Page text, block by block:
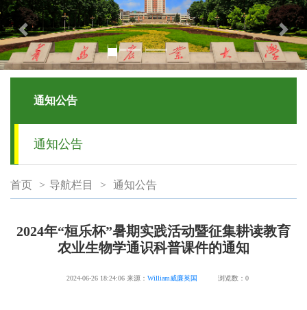
通知公告
通知公告
首页 > 导航栏目 > 通知公告
2024年“桓乐杯”暑期实践活动暨征集耕读教育
农业生物学通识科普课件的通知
2024-06-26 18:24:06 来源： William威廉英国 浏览数： 0